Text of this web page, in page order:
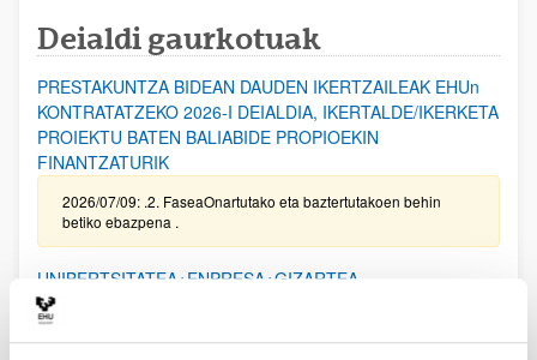
Deialdi gaurkotuak
PRESTAKUNTZA BIDEAN DAUDEN IKERTZAILEAK EHUn
KONTRATATZEKO 2026-I DEIALDIA, IKERTALDE/IKERKETA
PROIEKTU BATEN BALIABIDE PROPIOEKIN
FINANTZATURIK
2026/07/09: .2. FaseaOnartutako eta baztertutakoen behin
betiko ebazpena .
UNIBERTSITATEA+ENPRESA+GIZARTEA
HARREMANAREN INPAKTUA EX POST EBALUATZEKO
PROIEKTUEN DEIALDIA